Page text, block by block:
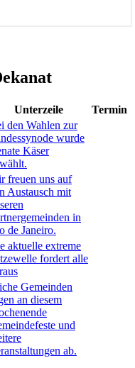
Unterzeile Termin
den Wahlen zur
wurde
Käser
freuen uns auf
Austausch mit
in
de Janeiro.
aktuelle extreme
fordert alle
Gemeinden
an diesem
und
ab.